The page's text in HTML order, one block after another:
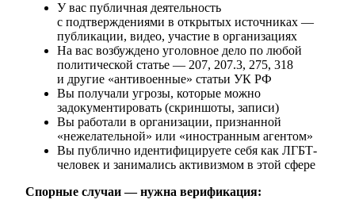
У вас публичная деятельность
с подтверждениями в открытых источниках —
публикации, видео, участие в организациях
На вас возбуждено уголовное дело по любой
политической статье — 207, 207.3, 275, 318
и другие «антивоенные» статьи УК РФ
Вы получали угрозы, которые можно
задокументировать (скриншоты, записи)
Вы работали в организации, признанной
«нежелательной» или «иностранным агентом»
Вы публично идентифицируете себя как ЛГБТ-
человек и занимались активизмом в этой сфере
Спорные случаи — нужна верификация: